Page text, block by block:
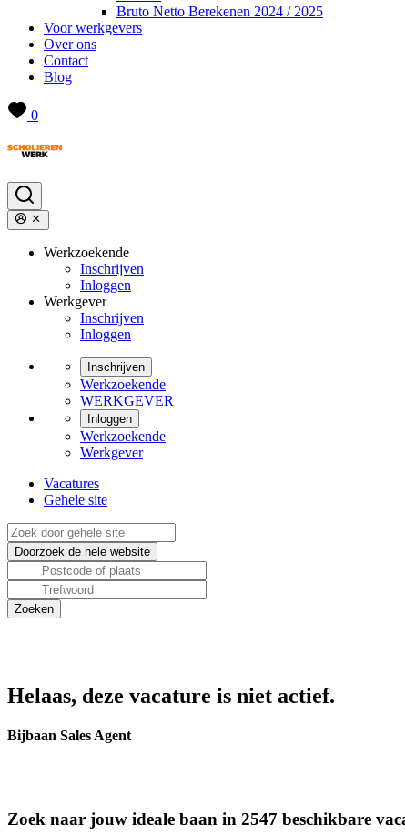
Bruto Netto Berekenen 2024 / 2025
Voor werkgevers
Over ons
Contact
Blog
0
Werkzoekende
Inschrijven
Inloggen
Werkgever
Inschrijven
Inloggen
Inschrijven
Werkzoekende
WERKGEVER
Inloggen
Werkzoekende
Werkgever
Vacatures
Gehele site
Helaas, deze vacature is niet actief.
Bijbaan Sales Agent
Zoek naar jouw ideale baan in 2547 beschikbare